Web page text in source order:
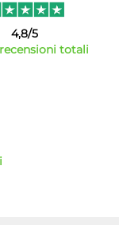
4,8/5
totali